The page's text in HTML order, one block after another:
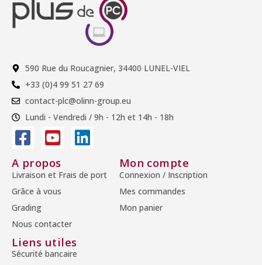
590 Rue du Roucagnier, 34400 LUNEL-VIEL
+33 (0)4 99 51 27 69
contact-plc@olinn-group.eu
Lundi - Vendredi / 9h - 12h et 14h - 18h
A propos
Livraison et Frais de port
Grâce à vous
Grading
Nous contacter
Mon compte
Connexion / Inscription
Mes commandes
Mon panier
Liens utiles
Sécurité bancaire